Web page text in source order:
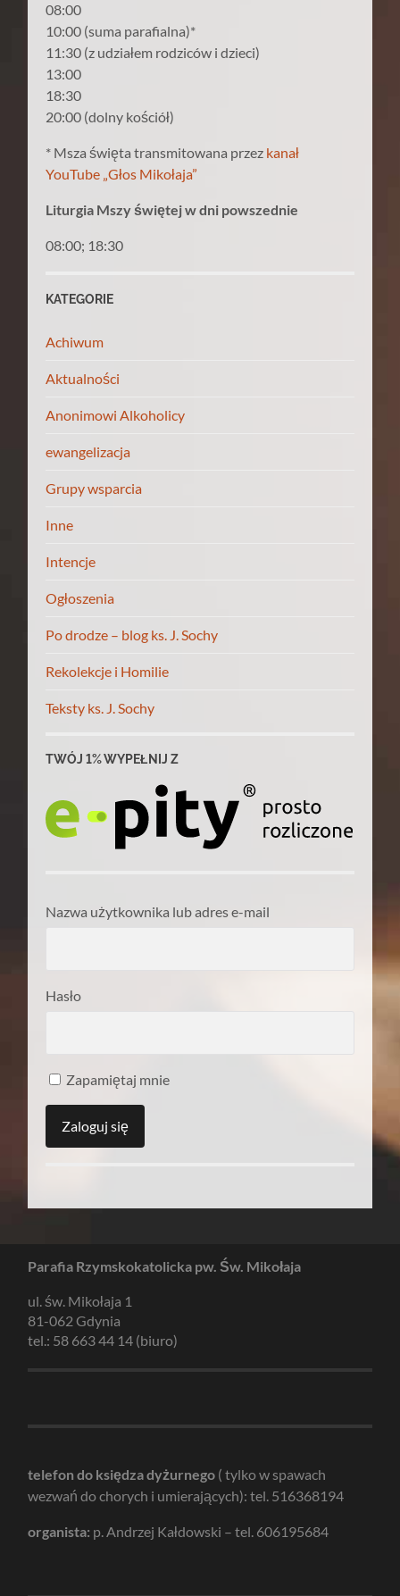
08:00
10:00 (suma parafialna)*
11:30 (z udziałem rodziców i dzieci)
13:00
18:30
20:00 (dolny kościół)
* Msza święta transmitowana przez kanał
YouTube „Głos Mikołaja”
Liturgia Mszy świętej w dni powszednie
08:00; 18:30
KATEGORIE
Achiwum
Aktualności
Anonimowi Alkoholicy
ewangelizacja
Grupy wsparcia
Inne
Intencje
Ogłoszenia
Po drodze – blog ks. J. Sochy
Rekolekcje i Homilie
Teksty ks. J. Sochy
TWÓJ 1% WYPEŁNIJ Z
Nazwa użytkownika lub adres e-mail
Hasło
Zapamiętaj mnie
Parafia Rzymskokatolicka pw. Św. Mikołaja
ul. św. Mikołaja 1
81-062 Gdynia
tel.: 58 663 44 14 (biuro)
telefon do księdza dyżurnego ( tylko w spawach
wezwań do chorych i umierających): tel. 516368194
organista: p. Andrzej Kałdowski – tel. 606195684